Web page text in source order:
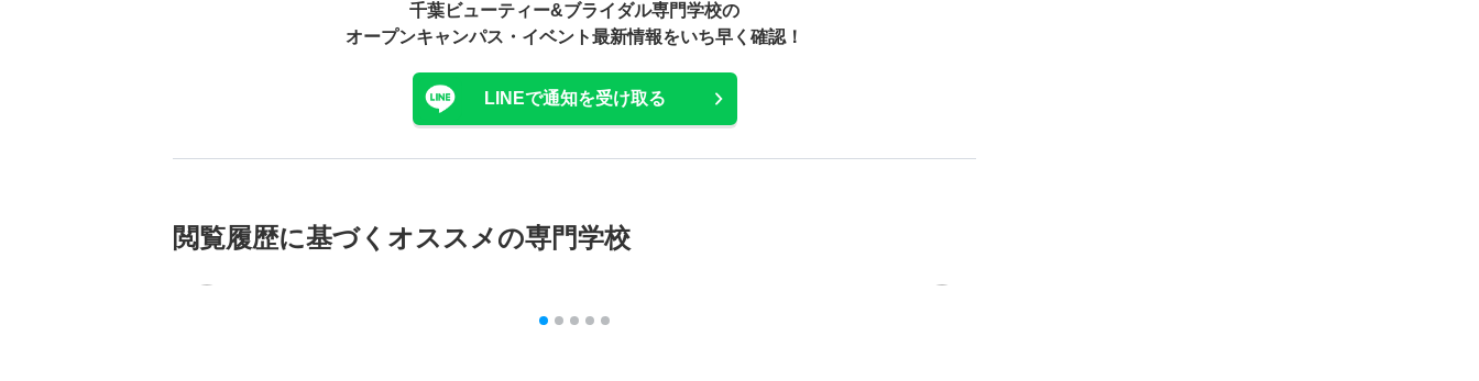
千葉ビューティー&ブライダル専門学校の
オープンキャンパス・ イベント最新情報をいち早く確認！
LINEで通知を受け取る
閲覧履歴に基づく オススメの専門学校